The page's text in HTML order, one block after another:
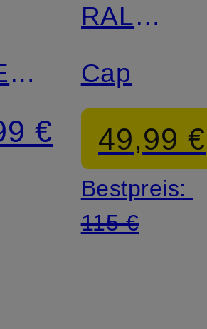
€
RALPH
LAUREN
Cap
49,99 €
Bestpreis:
115 €